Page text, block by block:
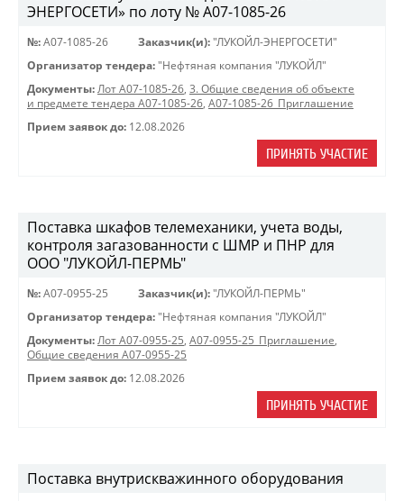
ЭНЕРГОСЕТИ» по лоту № A07-1085-26
№: A07-1085-26 Заказчик(и): "ЛУКОЙЛ-ЭНЕРГОСЕТИ"
Организатор тендера: "Нефтяная компания "ЛУКОЙЛ"
Документы: Лот A07-1085-26, 3. Общие сведения об объекте
и предмете тендера A07-1085-26, A07-1085-26_Приглашение
Прием заявок до: 12.08.2026
ПРИНЯТЬ УЧАСТИЕ
Поставка шкафов телемеханики, учета воды,
контроля загазованности с ШМР и ПНР для
ООО "ЛУКОЙЛ-ПЕРМЬ"
№: A07-0955-25 Заказчик(и): "ЛУКОЙЛ-ПЕРМЬ"
Организатор тендера: "Нефтяная компания "ЛУКОЙЛ"
Документы: Лот A07-0955-25, A07-0955-25_Приглашение,
Общие сведения A07-0955-25
Прием заявок до: 12.08.2026
ПРИНЯТЬ УЧАСТИЕ
Поставка внутрискважинного оборудования